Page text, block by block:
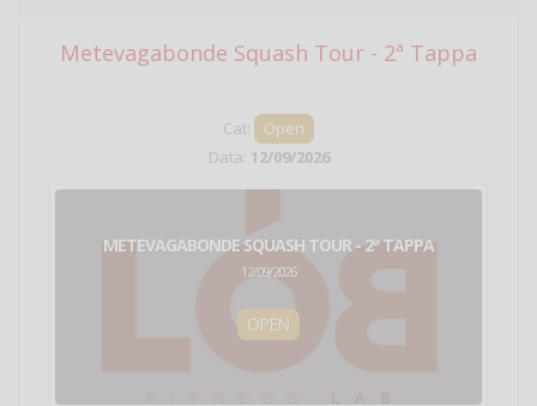
Metevagabonde Squash Tour - 2ª Tappa
Cat:
Open
Data: 12/09/2026
METEVAGABONDE SQUASH TOUR - 2ª TAPPA
12/09/2026
OPEN